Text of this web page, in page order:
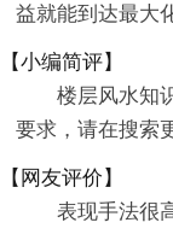
益就能到达最大
【小编简评】
楼层风水知
要求，请在搜索
【网友评价】
表现手法很